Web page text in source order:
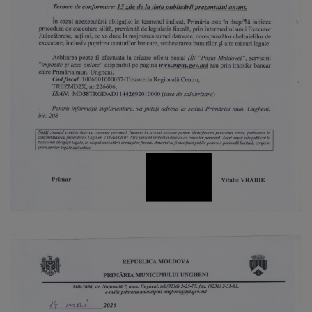
arhitecturale
Personalități
marcante
Sportivi
de
performanță
imagini
Galerie
video